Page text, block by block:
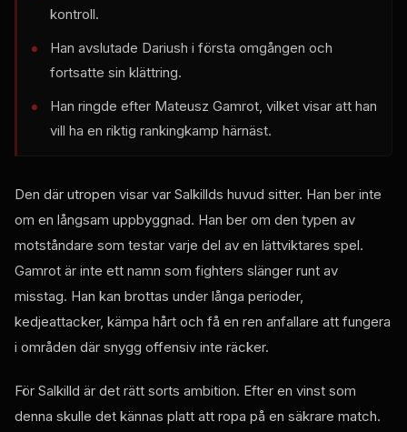
kontroll.
Han avslutade Dariush i första omgången och
fortsatte sin klättring.
Han ringde efter Mateusz Gamrot, vilket visar att han
vill ha en riktig rankingkamp härnäst.
Den där utropen visar var Salkillds huvud sitter. Han ber inte
om en långsam uppbyggnad. Han ber om den typen av
motståndare som testar varje del av en lättviktares spel.
Gamrot är inte ett namn som fighters slänger runt av
misstag. Han kan brottas under långa perioder,
kedjeattacker, kämpa hårt och få en ren anfallare att fungera
i områden där snygg offensiv inte räcker.
För Salkilld är det rätt sorts ambition. Efter en vinst som
denna skulle det kännas platt att ropa på en säkrare match.